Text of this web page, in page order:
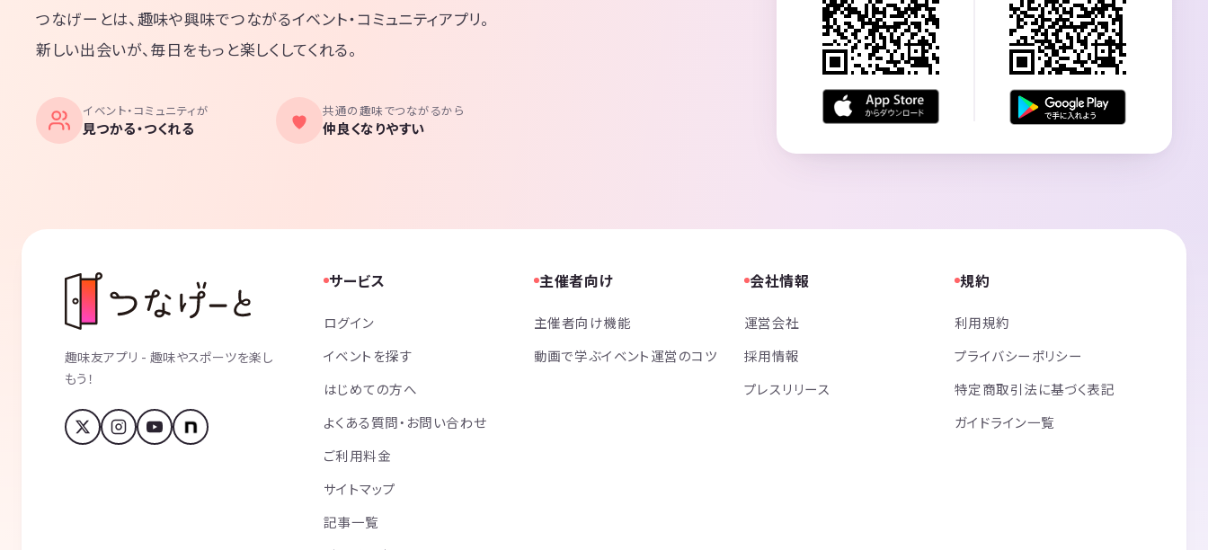
つなげーとは、趣味や興味でつながるイベント・コミュニティアプリ。
新しい出会いが、毎日をもっと楽しくしてくれる。
イベント・コミュニティが
見つかる・つくれる
共通の趣味でつながるから
仲良くなりやすい
趣味友アプリ - 趣味やスポーツを楽し
もう！
サービス
ログイン
イベントを探す
はじめての方へ
よくある質問・お問い合わせ
ご利用料金
サイトマップ
記事一覧
主催者向け
主催者向け機能
動画で学ぶイベント運営のコツ
会社情報
運営会社
採用情報
プレスリリース
規約
利用規約
プライバシーポリシー
特定商取引法に基づく表記
ガイドライン一覧